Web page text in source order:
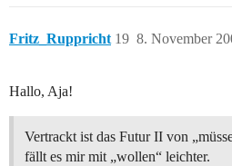
Fritz_Ruppricht 8. November
19
Hallo, Aja!
Vertrackt ist das Futur II von
fällt es mir mit „wollen“ leichter.